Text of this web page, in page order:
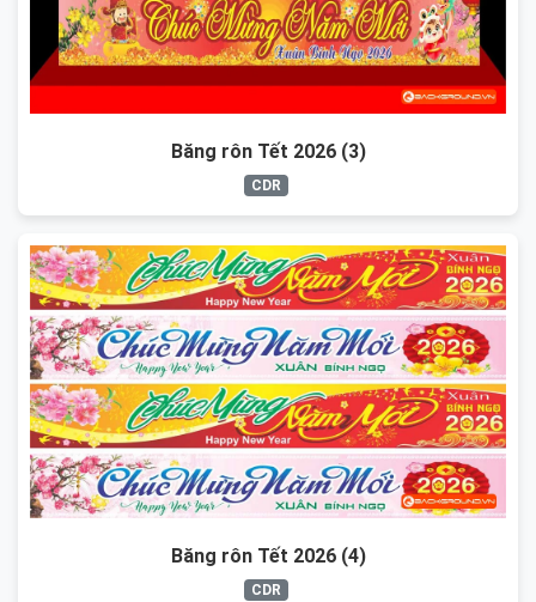
Băng rôn Tết 2026 (3)
CDR
Băng rôn Tết 2026 (4)
CDR